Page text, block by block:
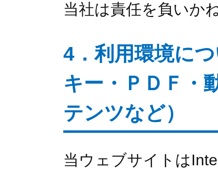
当社は責任を負いか
4．利用環境に
キー・ＰＤＦ・
テンツなど）
当ウェブサイトは